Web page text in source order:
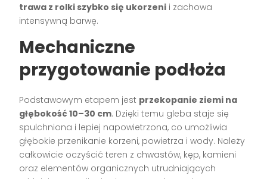
trawa z rolki szybko się ukorzeni i zachowa
intensywną barwę.
Mechaniczne
przygotowanie podłoża
Podstawowym etapem jest przekopanie ziemi na
głębokość 10–30 cm. Dzięki temu gleba staje się
spulchniona i lepiej napowietrzona, co umożliwia
głębokie przenikanie korzeni, powietrza i wody. Należy
całkowicie oczyścić teren z chwastów, kęp, kamieni
oraz elementów organicznych utrudniających